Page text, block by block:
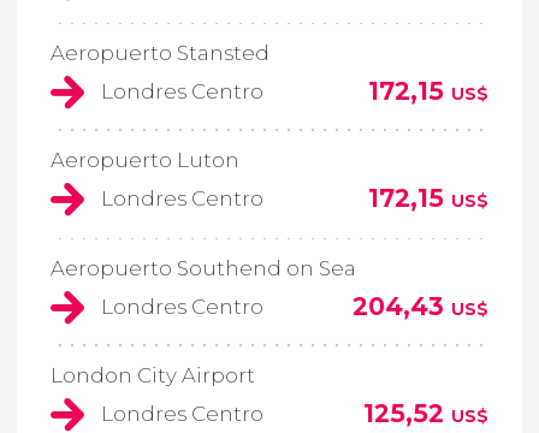
Aeropuerto Stansted
Londres Centro
172,15 US$
Aeropuerto Luton
Londres Centro
172,15 US$
Aeropuerto Southend on Sea
Londres Centro
204,43 US$
London City Airport
Londres Centro
125,52 US$